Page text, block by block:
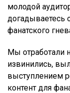
молодой
догадываетесь
фанатского
Мы отработали
извинились,
выступлением
контент для